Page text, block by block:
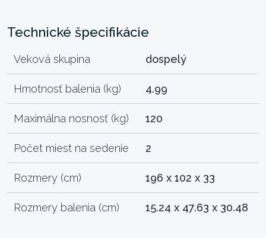
Technické špecifikácie
Veková skupina dospelý
Hmotnosť balenia (kg) 4.99
Maximálna nosnosť (kg) 120
Počet miest na sedenie 2
Rozmery (cm) 196 x 102 x 33
Rozmery balenia (cm) 15.24 x 47.63 x 30.48